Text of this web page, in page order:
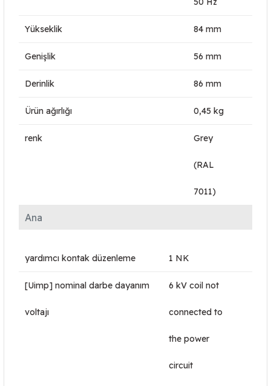
Ana
Yükseklik 84 mm
Genişlik 56 mm
Derinlik 86 mm
Ürün ağırlığı 0,45 kg
renk Grey
(RAL
7011)
yardımcı kontak düzenleme 1 NK
[Uimp] nominal darbe dayanım
voltajı
6 kV coil not
connected to
the power
circuit